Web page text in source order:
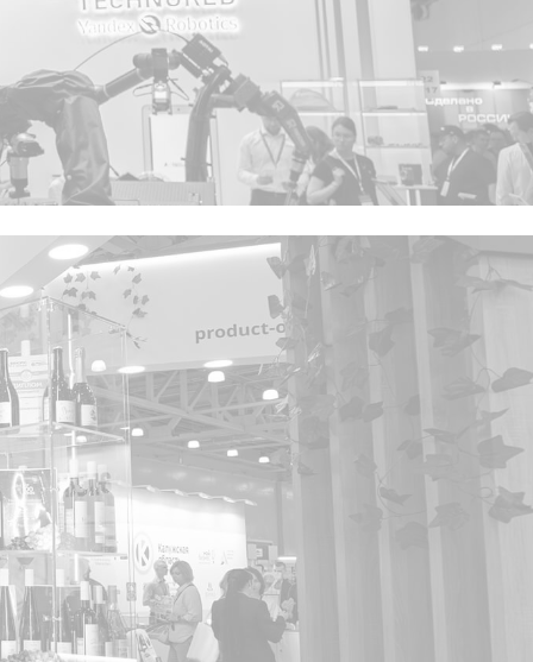
Privacy notice